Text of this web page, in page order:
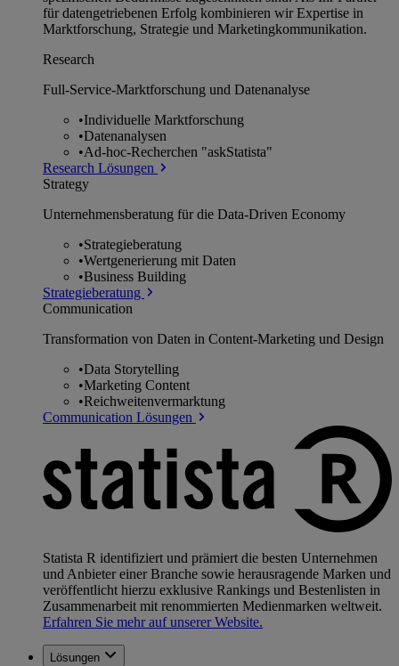
für datengetriebenen Erfolg kombinieren wir Expertise in
Marktforschung, Strategie und Marketingkommunikation.
Research
Full-Service-Marktforschung und Datenanalyse
•Individuelle Marktforschung
•Datenanalysen
•Ad-hoc-Recherchen "askStatista"
Research Lösungen
Strategy
Unternehmens­beratung für die Data-Driven Economy
•Strategieberatung
•Wertgenerierung mit Daten
•Business Building
Strategieberatung
Communication
Transformation von Daten in Content-Marketing und Design
•Data Storytelling
•Marketing Content
•Reichweitenvermarktung
Communication Lösungen
Statista R identifiziert und prämiert die besten Unternehmen
und Anbieter einer Branche sowie herausragende Marken und
veröffentlicht hierzu exklusive Rankings und Bestenlisten in
Zusammenarbeit mit renommierten Medienmarken weltweit.
Erfahren Sie mehr auf unserer Website.
Lösungen